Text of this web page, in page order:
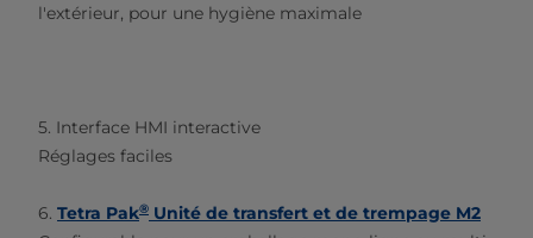
l'extérieur, pour une hygiène maximale
5. Interface HMI interactive
Réglages faciles
6. Tetra Pak® Unité de transfert et de trempage M2